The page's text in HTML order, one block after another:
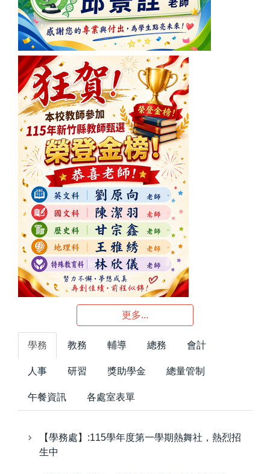
更多...
學務 教務 輔導 總務 會計
人事 研習 獎助學金 總量管制
午餐資訊 各處室表單
【學務處】:115學年度第一學期熱舞社，熱烈招
生中